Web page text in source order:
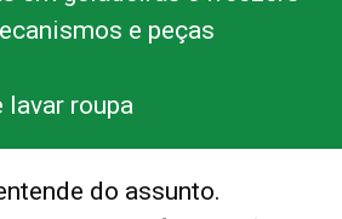
e peças
lavar roupa
do assunto.